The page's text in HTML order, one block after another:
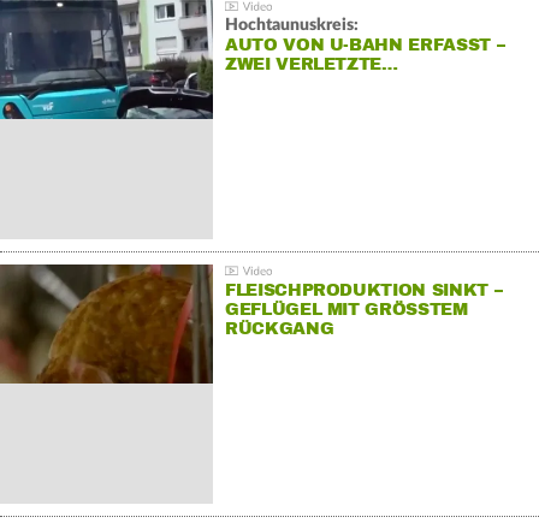
Hochtaunuskreis:
AUTO VON U-BAHN ERFASST –
ZWEI VERLETZTE…
FLEISCHPRODUKTION SINKT –
GEFLÜGEL MIT GRÖSSTEM R
ÜCKGANG